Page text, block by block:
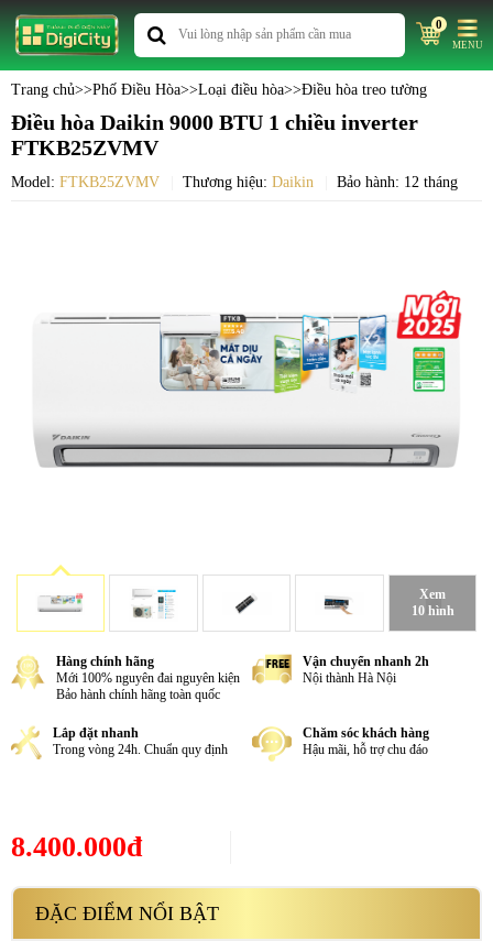
0
MENU
Trang chủ>>Phố Điều Hòa>>Loại điều hòa>>Điều hòa treo tường
Điều hòa Daikin 9000 BTU 1 chiều inverter
FTKB25ZVMV
Model: FTKB25ZVMV Thương hiệu: Daikin Bảo hành: 12 tháng
Xem
10 hình
Hàng chính hãng
Mới 100% nguyên đai nguyên kiện
Bảo hành chính hãng toàn quốc
Vận chuyển nhanh 2h
Nội thành Hà Nội
Lắp đặt nhanh
Trong vòng 24h. Chuẩn quy định
Chăm sóc khách hàng
Hậu mãi, hỗ trợ chu đáo
8.400.000đ
ĐẶC ĐIỂM NỔI BẬT